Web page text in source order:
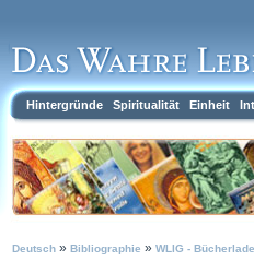
Hintergründe Spiritualität Einheit
Deutsch » Bibliographie » WLIG -